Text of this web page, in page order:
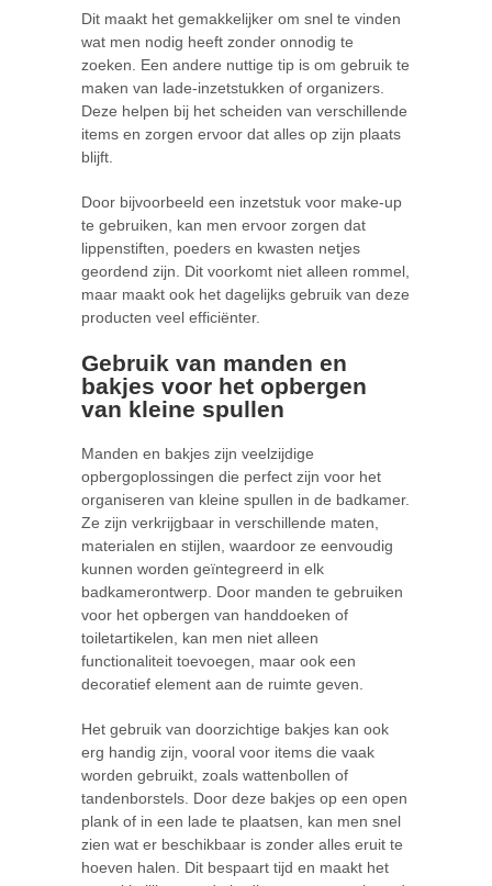
Dit maakt het gemakkelijker om snel te vinden
wat men nodig heeft zonder onnodig te
zoeken. Een andere nuttige tip is om gebruik te
maken van lade-inzetstukken of organizers.
Deze helpen bij het scheiden van verschillende
items en zorgen ervoor dat alles op zijn plaats
blijft.
Door bijvoorbeeld een inzetstuk voor make-up
te gebruiken, kan men ervoor zorgen dat
lippenstiften, poeders en kwasten netjes
geordend zijn. Dit voorkomt niet alleen rommel,
maar maakt ook het dagelijks gebruik van deze
producten veel efficiënter.
Gebruik van manden en
bakjes voor het opbergen
van kleine spullen
Manden en bakjes zijn veelzijdige
opbergoplossingen die perfect zijn voor het
organiseren van kleine spullen in de badkamer.
Ze zijn verkrijgbaar in verschillende maten,
materialen en stijlen, waardoor ze eenvoudig
kunnen worden geïntegreerd in elk
badkamerontwerp. Door manden te gebruiken
voor het opbergen van handdoeken of
toiletartikelen, kan men niet alleen
functionaliteit toevoegen, maar ook een
decoratief element aan de ruimte geven.
Het gebruik van doorzichtige bakjes kan ook
erg handig zijn, vooral voor items die vaak
worden gebruikt, zoals wattenbollen of
tandenborstels. Door deze bakjes op een open
plank of in een lade te plaatsen, kan men snel
zien wat er beschikbaar is zonder alles eruit te
hoeven halen. Dit bespaart tijd en maakt het